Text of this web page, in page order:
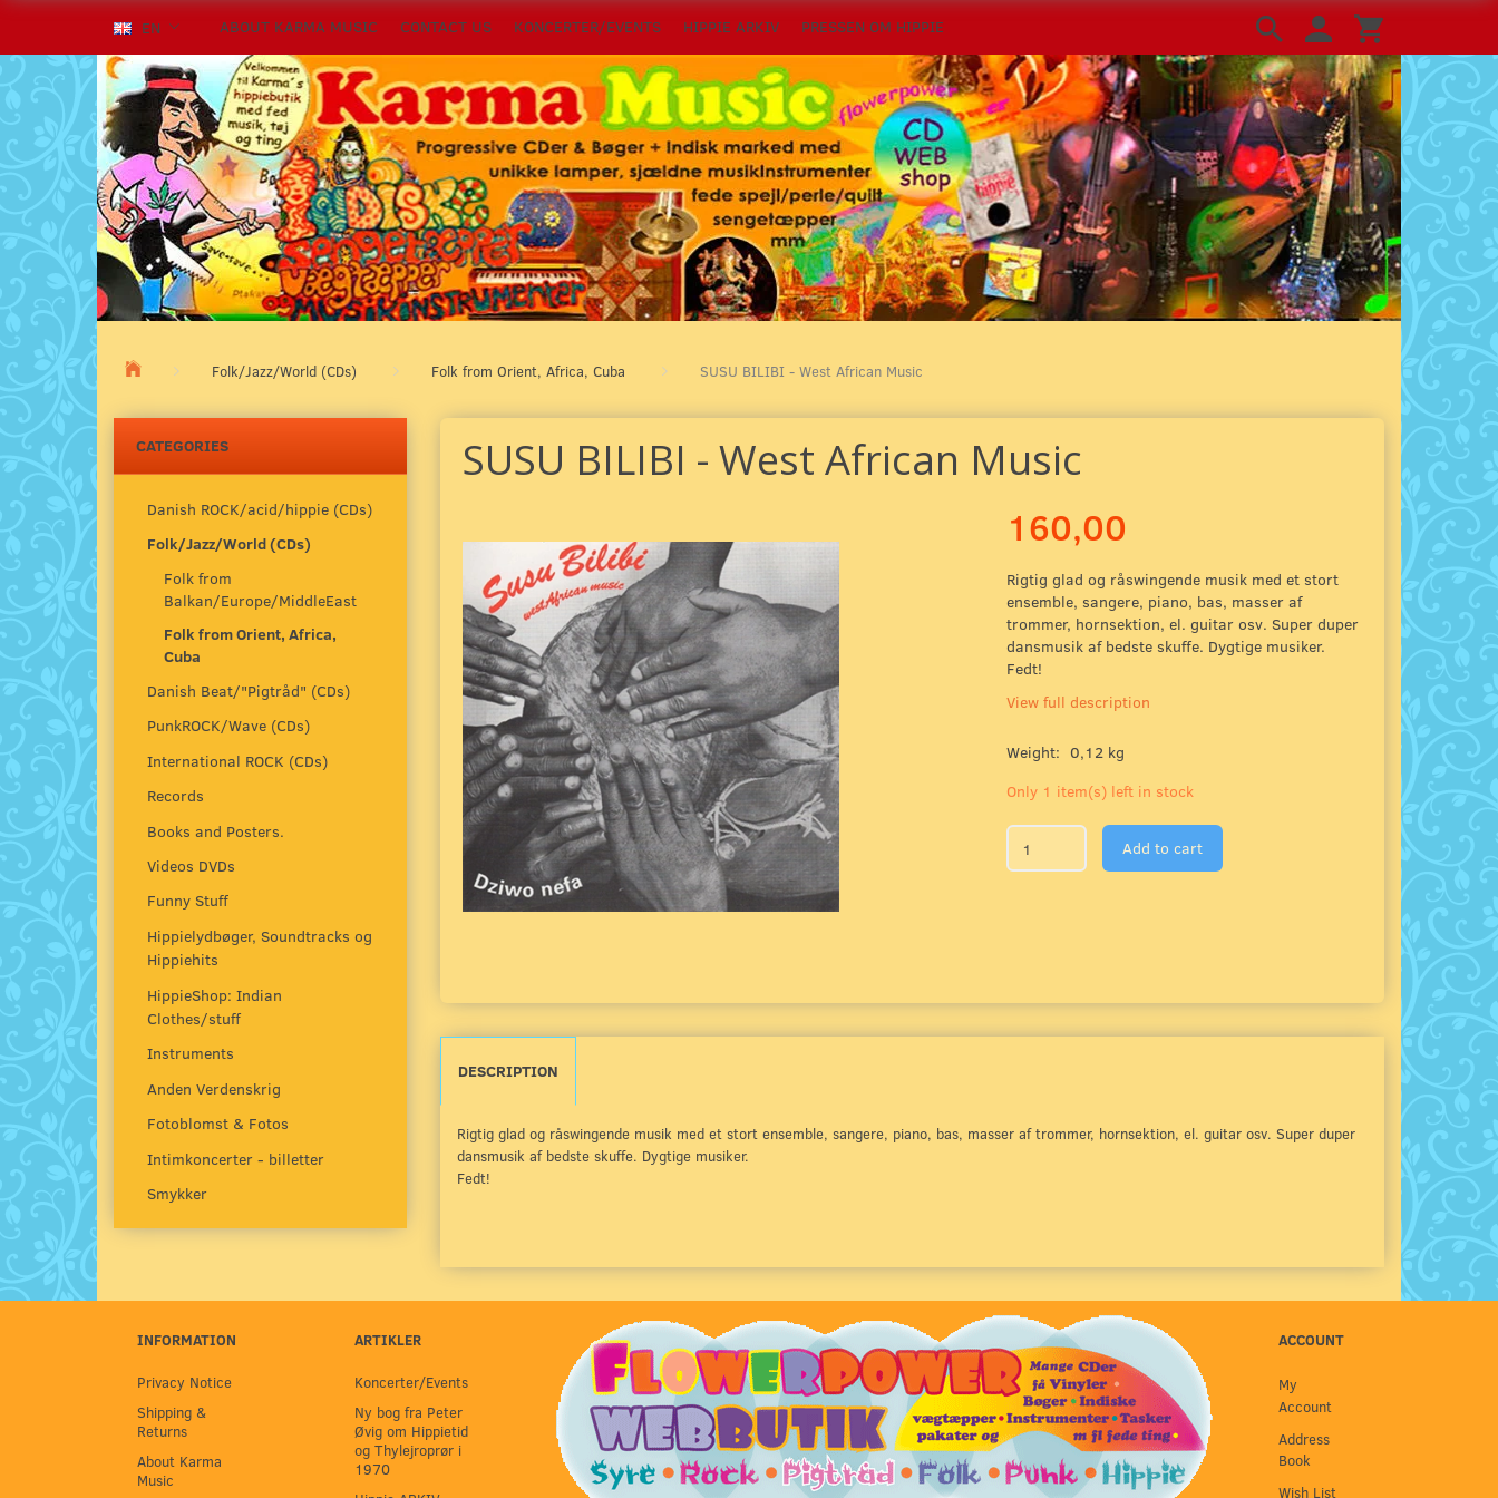
EN ABOUT KARMA MUSIC CONTACT US KONCERTER/EVENTS HIPPIE ARKIV PRESSEN OM HIPPIE
Folk/Jazz/World (CDs) Folk from Orient, Africa, Cuba SUSU BILIBI - West African Music
CATEGORIES
Danish ROCK/acid/hippie (CDs)
Folk/Jazz/World (CDs)
Folk from
Balkan/Europe/MiddleEast
Folk from Orient, Africa,
Cuba
Danish Beat/"Pigtråd" (CDs)
PunkROCK/Wave (CDs)
International ROCK (CDs)
Records
Books and Posters.
Videos DVDs
Funny Stuff
Hippielydbøger, Soundtracks og
Hippiehits
HippieShop: Indian
Clothes/stuff
Instruments
Anden Verdenskrig
Fotoblomst & Fotos
Intimkoncerter - billetter
Smykker
SUSU BILIBI - West African Music
160,00
Rigtig glad og råswingende musik med et stort
ensemble, sangere, piano, bas, masser af
trommer, hornsektion, el. guitar osv. Super duper
dansmusik af bedste skuffe. Dygtige musiker.
Fedt!
View full description
Weight: 0,12 kg
Only 1 item(s) left in stock
Add to cart
DESCRIPTION
Rigtig glad og råswingende musik med et stort ensemble, sangere, piano, bas, masser af trommer, hornsektion, el. guitar osv. Super duper
dansmusik af bedste skuffe. Dygtige musiker.
Fedt!
INFORMATION
Privacy Notice
Shipping &
Returns
About Karma
Music
ARTIKLER
Koncerter/Events
Ny bog fra Peter
Øvig om Hippietid
og Thylejroprør i
1970
ACCOUNT
My
Account
Address
Book
Wish List